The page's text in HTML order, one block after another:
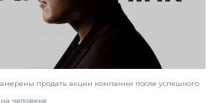
продать акции компании после успешного
человеке